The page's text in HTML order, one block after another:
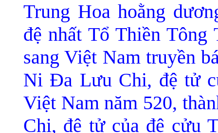
Trung Hoa hoằng
đệ nhất Tổ Thiền Tông
sang Việt Nam truyền
Ni Ða Lưu Chi, đệ tử
Việt Nam năm 520, thà
Chi, đệ tử của đệ cửu